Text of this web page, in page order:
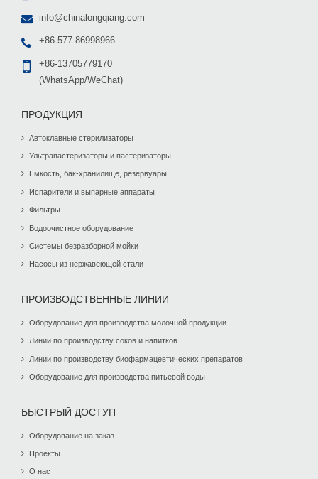
info@chinalongqiang.com
+86-577-86998966
+86-13705779170
(WhatsApp/WeChat)
ПРОДУКЦИЯ
Автоклавные стерилизаторы
Ультрапастеризаторы и пастеризаторы
Емкость, бак-хранилище, резервуары
Испарители и выпарные аппараты
Фильтры
Водоочистное оборудование
Системы безразборной мойки
Насосы из нержавеющей стали
ПРОИЗВОДСТВЕННЫЕ ЛИНИИ
Оборудование для производства молочной продукции
Линии по производству соков и напитков
Линии по производству биофармацевтических препаратов
Оборудование для производства питьевой воды
БЫСТРЫЙ ДОСТУП
Оборудование на заказ
Проекты
О нас